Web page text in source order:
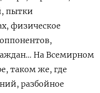
пытки
физическое
На Всемирном
таком же, где
разбойное